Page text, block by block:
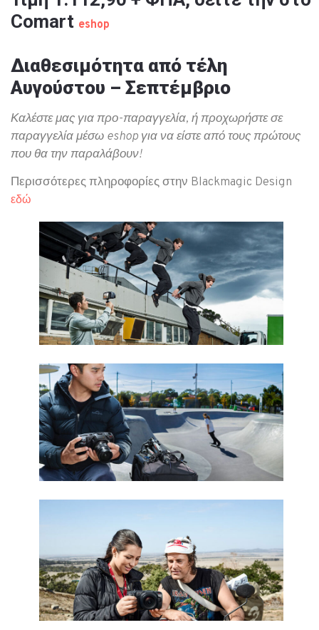
Comart eshop
Διαθεσιμότητα από τέλη
Αυγούστου – Σεπτέμβριο
Καλέστε μας για προ-παραγγελία, ή προχωρήστε σε
παραγγελία μέσω eshop για να είστε από τους πρώτους
που θα την παραλάβουν!
Περισσότερες πληροφορίες στην Blackmagic Design
εδώ